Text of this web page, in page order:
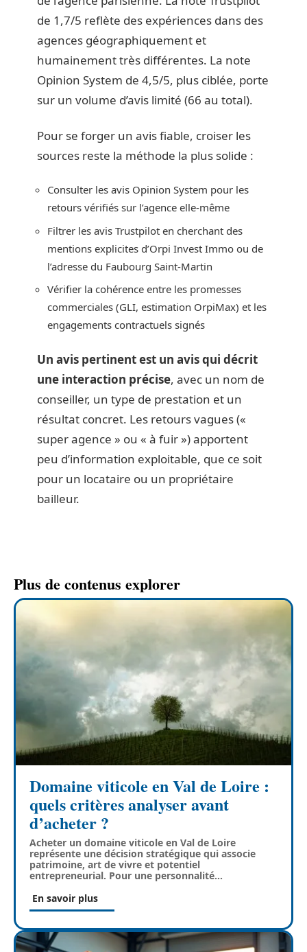
de 1,7/5 reflète des expériences dans des
agences géographiquement et
humainement très différentes. La note
Opinion System de 4,5/5, plus ciblée, porte
sur un volume d’avis limité (66 au total).
Pour se forger un avis fiable, croiser les
sources reste la méthode la plus solide :
Consulter les avis Opinion System pour les
retours vérifiés sur l’agence elle-même
Filtrer les avis Trustpilot en cherchant des
mentions explicites d’Orpi Invest Immo ou de
l’adresse du Faubourg Saint-Martin
Vérifier la cohérence entre les promesses
commerciales (GLI, estimation OrpiMax) et les
engagements contractuels signés
Un avis pertinent est un avis qui décrit
une interaction précise, avec un nom de
conseiller, un type de prestation et un
résultat concret. Les retours vagues («
super agence » ou « à fuir ») apportent
peu d’information exploitable, que ce soit
pour un locataire ou un propriétaire
bailleur.
Plus de contenus explorer
Domaine viticole en Val de Loire :
quels critères analyser avant
d’acheter ?
Acheter un domaine viticole en Val de Loire
représente une décision stratégique qui associe
patrimoine, art de vivre et potentiel
entrepreneurial. Pour une personnalité…
En savoir plus